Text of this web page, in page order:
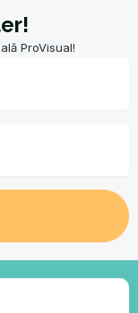
ProVisual!